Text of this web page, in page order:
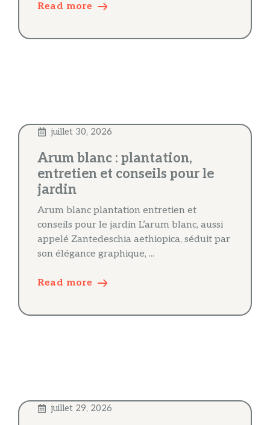
Read more
juillet 30, 2026
Arum blanc : plantation,
entretien et conseils pour le
jardin
Arum blanc plantation entretien et
conseils pour le jardin L’arum blanc, aussi
appelé Zantedeschia aethiopica, séduit par
son élégance graphique, ...
Read more
juillet 29, 2026